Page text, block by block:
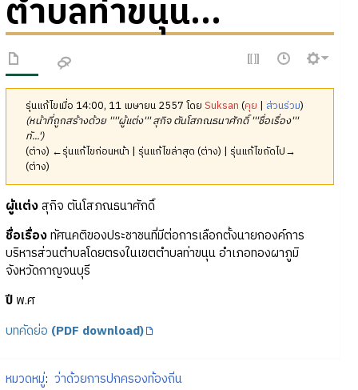
ตำบลท่าขนุน...
รุ่นแก้ไขเมื่อ 14:00, 11 เมษายน 2557 โดยSuksan (คุย | ส่วนร่วม)
(หน้าที่ถูกสร้างด้วย ''''ผู้แต่ง''' สุกิจ ตันโสภณธนาศักดิ์ '''ชื่อเรื่อง'''
ทั...')
(ต่าง) ←รุ่นแก้ไขก่อนหน้า | รุ่นแก้ไขล่าสุด (ต่าง) | รุ่นแก้ไขถัดไป→
(ต่าง)
ผู้แต่งสุกิจ ตันโสภณธนาศักดิ์
ชื่อเรื่องทัศนคติของประชาชนที่มีต่อการเลือกตั้งนายกองค์การ
บริหารส่วนตำบลโดยตรงในเขตตำบลท่าขนุน อำเภอทองผาภูมิ
จังหวัดกาญจนบุรี
ปีพ.ศ
บทคัดย่อ (PDF download)
หมวดหมู่: ว่าด้วยการปกครองท้องถิ่น